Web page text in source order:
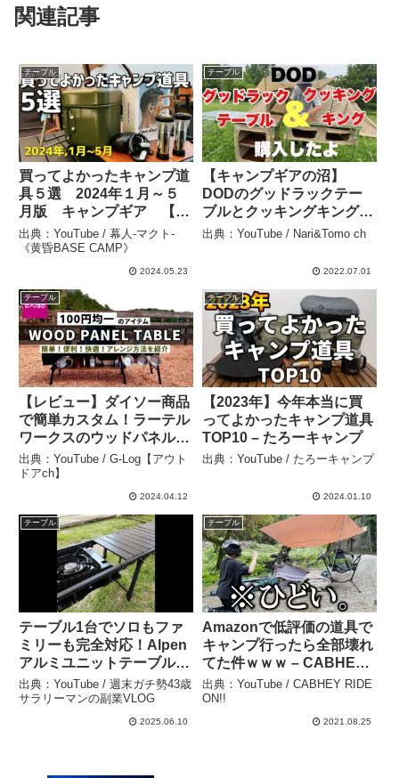
関連記事
テーブル
買ってよかったキャンプ道
具５選 2024年１月～５
月版 キャンプギア 【紹
介・レビュー】 – 幕人-マ
クト- 《黄昏BASE
出典：YouTube / 幕人-マクト-
《黄昏BASE CAMP》
2024.05.23
テーブル
【キャンプギアの沼】
DODのグッドラックテー
ブルとクッキングキングを
新しく購入しました。 –
出典：YouTube / Nari&Tomo ch
2022.07.01
テーブル
【レビュー】ダイソー商品
で簡単カスタム！ラーテル
ワークスのウッドパネルテ
ーブルがより便利に！#ラ
ーテルワークス #キャンプ
ギア紹介 #ダイソー – G-
出典：YouTube / G-Log【アウト
ドアch】
2024.04.12
テーブル
【2023年】今年本当に買
ってよかったキャンプ道具
TOP10 – たろーキャンプ
出典：YouTube / たろーキャンプ
2024.01.10
テーブル
テーブル1台でソロもファ
ミリーも完全対応！Alpen
アルミユニットテーブル88
– 週末ガチ勢43歳サラリー
マンの副業VLOG
出典：YouTube / 週末ガチ勢43歳
サラリーマンの副業VLOG
2025.06.10
テーブル
Amazonで低評価の道具で
キャンプ行ったら全部壊れ
てた件ｗｗｗ – CABHEY
RIDE ON!!
出典：YouTube / CABHEY RIDE
ON!!
2021.08.25